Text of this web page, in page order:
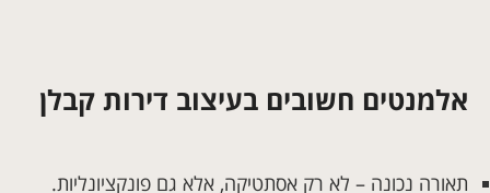
אלמנטים חשובים בעיצוב דירות קבלן
תאורה נכונה – לא רק אסתטיקה, אלא גם פונקציונליות.